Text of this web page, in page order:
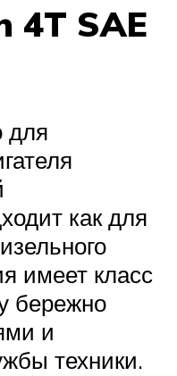
4T SAE
для
как для
имеет класс
бережно
и
техники.